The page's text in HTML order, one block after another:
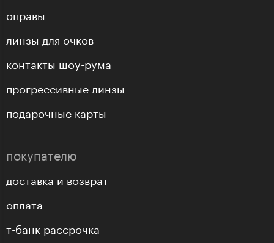
оправы
линзы для очков
контакты шоу-рума
прогрессивные линзы
подарочные карты
покупателю
доставка и возврат
оплата
т-банк рассрочка